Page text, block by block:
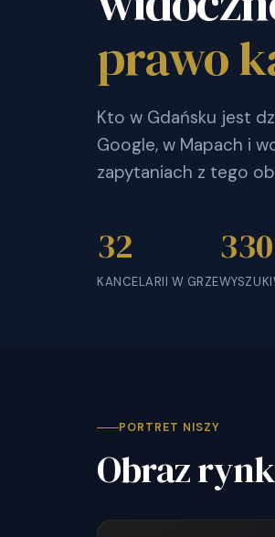
prawo
Kto w Gdańsku jest
Google, w Mapach i
zapytaniach z tego
32
KANCELARII W GRZE
330
PORTRET NISZY
Obraz